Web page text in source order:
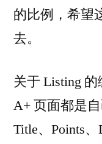
的比例，希望
去。
关于 Listing 的
A+ 页面都是
Title、Points、